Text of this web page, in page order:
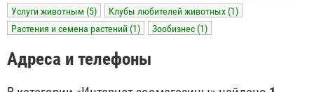
Услуги животным (5)
Клубы любителей животных (1)
Растения и семена растений (1)
Зообизнес (1)
Адреса и телефоны